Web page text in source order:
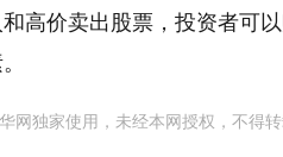
高价卖出股票，投资者可
网独家使用，未经本网授权，不得